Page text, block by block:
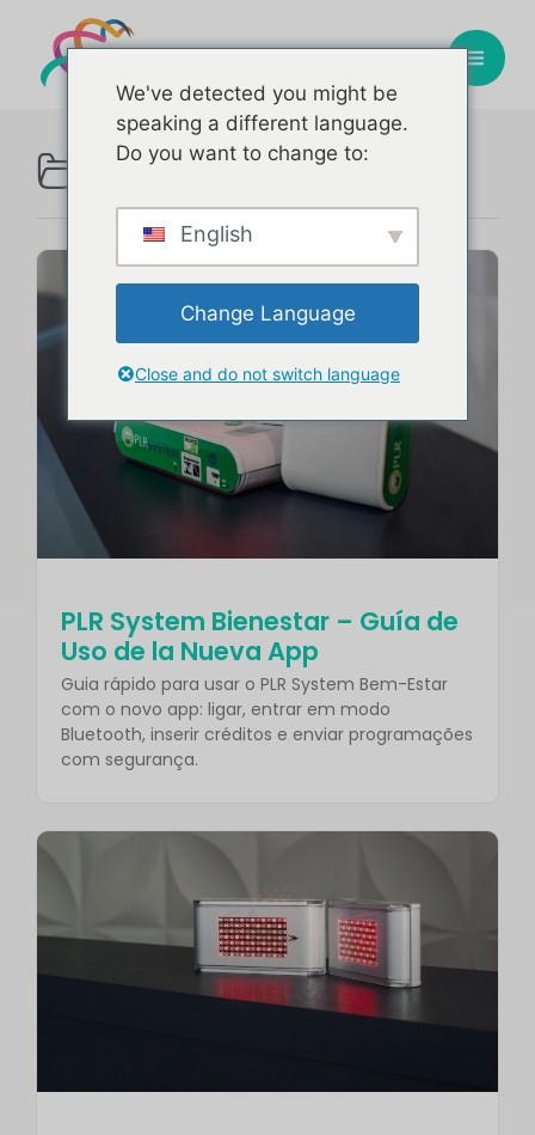
Categoria :PLR
PLR System Bienestar – Guía de
Uso de la Nueva App
Guia rápido para usar o PLR System Bem-Estar
com o novo app: ligar, entrar em modo
Bluetooth, inserir créditos e enviar programações
com segurança.
We've detected you might be
speaking a different language.
Do you want to change to:
English
Change Language
Close and do not switch language